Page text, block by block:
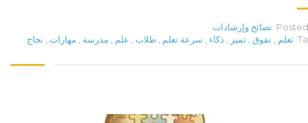
Posted نصائح وإرشادات
تعلم , تفوق, تميز , ذكاء , سرعة تعلم , طلاب, علم , مدرسة , مهارات, نجاح